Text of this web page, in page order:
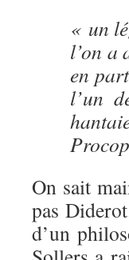
« un
l’on a
en
l’un
On sait
pas
d’un